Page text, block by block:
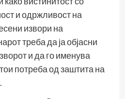
и одржливост на
извори на
треба да ја објасни
и да го именува
потреба од заштита на